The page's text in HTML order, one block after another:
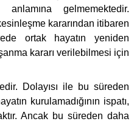
gelmemektedir.
kararından itibaren
ortak hayatın yeniden
kararı verilebilmesi için
Dolayısı ile bu süreden
kurulamadığının ispatı,
Ancak bu süreden daha